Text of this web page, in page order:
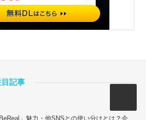
記事
」魅力・他SNSとの使い分けとは？企